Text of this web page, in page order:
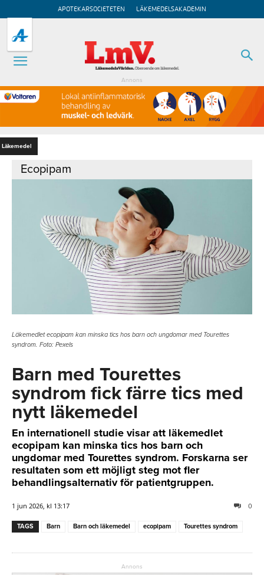
APOTEKARSOCIETETEN LÄKEMEDELSAKADEMIN
Annons
Läkemedel
Ecopipam
Läkemedlet ecopipam kan minska tics hos barn och ungdomar med Tourettes
syndrom. Foto: Pexels
Barn med Tourettes
syndrom fick färre tics med
nytt läkemedel
En internationell studie visar att läkemedlet
ecopipam kan minska tics hos barn och
ungdomar med Tourettes syndrom. Forskarna ser
resultaten som ett möjligt steg mot fler
behandlingsalternativ för patientgruppen.
1 jun 2026, kl 13:17 0
TAGS Barn Barn och läkemedel ecopipam Tourettes syndrom
Annons